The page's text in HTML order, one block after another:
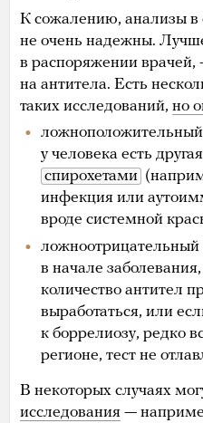
К сожалению, анализы в
не очень надежны.
в распоряжении врачей,
на антитела. Есть
таких исследований, но
ложноположительный
у человека есть
спирохетами
инфекция или
вроде системной
ложноотрицательный
в начале
количество антител
выработаться, или
к боррелиозу, редко
регионе, тест не
В некоторых случаях
исследования —